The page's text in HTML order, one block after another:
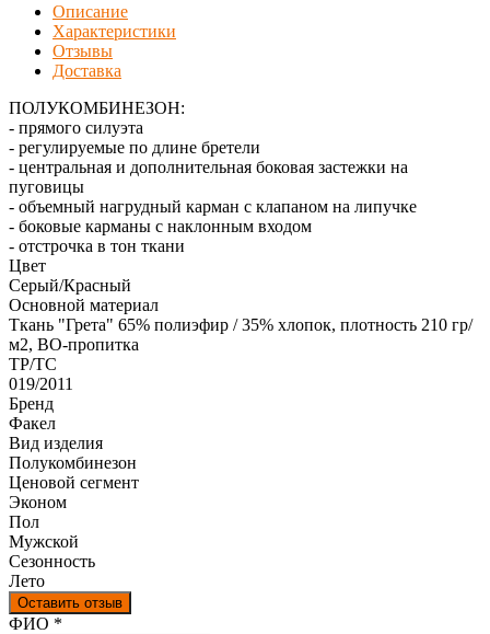
Описание
Характеристики
Отзывы
Доставка
ПОЛУКОМБИНЕЗОН:
- прямого силуэта
- регулируемые по длине бретели
- центральная и дополнительная боковая застежки на
пуговицы
- объемный нагрудный карман с клапаном на липучке
- боковые карманы с наклонным входом
- отстрочка в тон ткани
Цвет
Серый/Красный
Основной материал
Ткань "Грета" 65% полиэфир / 35% хлопок, плотность 210 гр/
м2, ВО-пропитка
ТР/ТС
019/2011
Бренд
Факел
Вид изделия
Полукомбинезон
Ценовой сегмент
Эконом
Пол
Мужской
Сезонность
Лето
Оставить отзыв
Ваш отзыв был отправлен!
ФИО *